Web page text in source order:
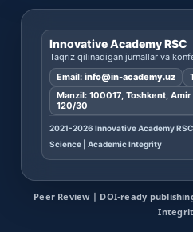
Innovative Academy RSC
Taqriz qilinadigan jurnallar va
Email: info@in-academy.uz
Manzil: 100017, Toshkent,
120/30
2021-2026 Innovative Academy
Science | Academic Integrity